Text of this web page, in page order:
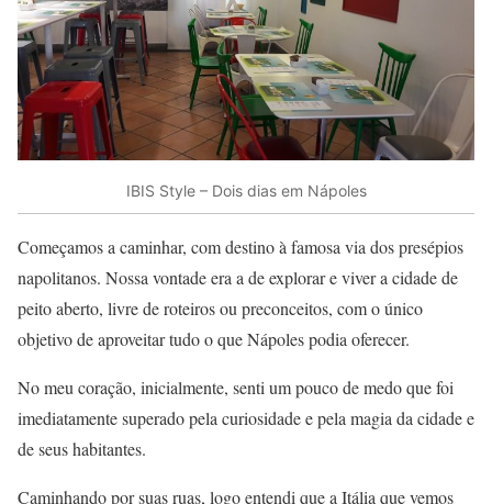
IBIS Style – Dois dias em Nápoles
Começamos a caminhar, com destino à famosa via dos presépios
napolitanos. Nossa vontade era a de explorar e viver a cidade de
peito aberto, livre de roteiros ou preconceitos, com o único
objetivo de aproveitar tudo o que Nápoles podia oferecer.
No meu coração, inicialmente, senti um pouco de medo que foi
imediatamente superado pela curiosidade e pela magia da cidade e
de seus habitantes.
Caminhando por suas ruas, logo entendi que a Itália que vemos